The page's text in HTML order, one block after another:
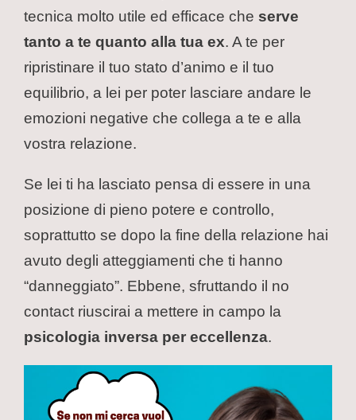
tecnica molto utile ed efficace che serve
tanto a te quanto alla tua ex. A te per
ripristinare il tuo stato d’animo e il tuo
equilibrio, a lei per poter lasciare andare le
emozioni negative che collega a te e alla
vostra relazione.
Se lei ti ha lasciato pensa di essere in una
posizione di pieno potere e controllo,
soprattutto se dopo la fine della relazione hai
avuto degli atteggiamenti che ti hanno
“danneggiato”. Ebbene, sfruttando il no
contact riuscirai a mettere in campo la
psicologia inversa per eccellenza.